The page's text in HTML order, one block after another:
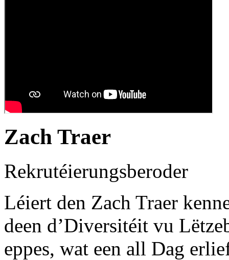
Zach Traer
Rekrutéierungsberoder
Léiert den Zach Traer
deen d’Diversitéit vu
eppes, wat een all Dag